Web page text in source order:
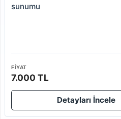
sunumu
FIYAT
7.000 TL
Detayları İncele